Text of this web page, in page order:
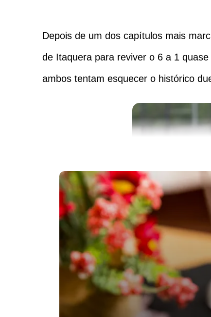
Depois de um dos capítulos mais
de Itaquera para reviver o 6 a 1
ambos tentam esquecer o histórico